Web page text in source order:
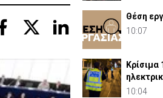
Θέση
10:07
10:04